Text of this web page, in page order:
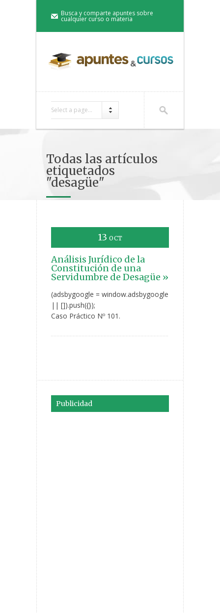
Busca y comparte apuntes sobre
cualquier curso o materia
Select a page...
Todas las artículos
etiquetados
"desagüe"
13 OCT
Análisis Jurídico de la
Constitución de una
Servidumbre de Desagüe »
(adsbygoogle = window.adsbygoogle
|| []).push({});
Caso Práctico Nº 101.
Publicidad